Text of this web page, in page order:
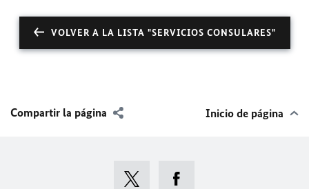
VOLVER A LA LISTA "SERVICIOS CONSULARES"
Compartir la página Inicio de página